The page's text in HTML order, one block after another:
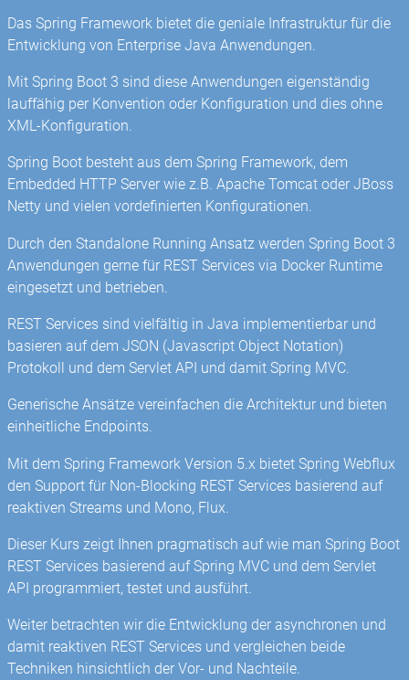
Das Spring Framework bietet die geniale Infrastruktur für die
Entwicklung von Enterprise Java Anwendungen.
Mit Spring Boot 3 sind diese Anwendungen eigenständig
lauffähig per Konvention oder Konfiguration und dies ohne
XML-Konfiguration.
Spring Boot besteht aus dem Spring Framework, dem
Embedded HTTP Server wie z.B. Apache Tomcat oder JBoss
Netty und vielen vordefinierten Konfigurationen.
Durch den Standalone Running Ansatz werden Spring Boot 3
Anwendungen gerne für REST Services via Docker Runtime
eingesetzt und betrieben.
REST Services sind vielfältig in Java implementierbar und
basieren auf dem JSON (Javascript Object Notation)
Protokoll und dem Servlet API und damit Spring MVC.
Generische Ansätze vereinfachen die Architektur und bieten
einheitliche Endpoints.
Mit dem Spring Framework Version 5.x bietet Spring Webflux
den Support für Non-Blocking REST Services basierend auf
reaktiven Streams und Mono, Flux.
Dieser Kurs zeigt Ihnen pragmatisch auf wie man Spring Boot
REST Services basierend auf Spring MVC und dem Servlet
API programmiert, testet und ausführt.
Weiter betrachten wir die Entwicklung der asynchronen und
damit reaktiven REST Services und vergleichen beide
Techniken hinsichtlich der Vor- und Nachteile.